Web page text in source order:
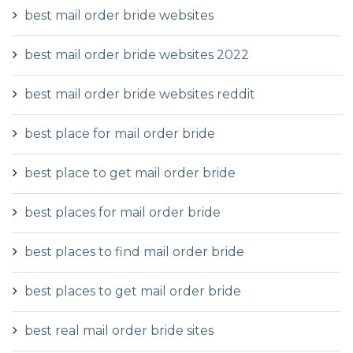
best mail order bride websites
best mail order bride websites 2022
best mail order bride websites reddit
best place for mail order bride
best place to get mail order bride
best places for mail order bride
best places to find mail order bride
best places to get mail order bride
best real mail order bride sites